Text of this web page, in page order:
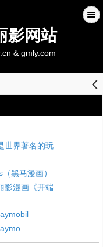
影网站
& gmly.com
󰊒
世界著名的玩
黑马漫画）
影漫画《开端